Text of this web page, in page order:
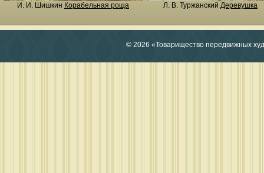
И. И. Шишкин Корабельная роща Л. В. Туржанский Деревушка
© 2026 «Товарищество передвижных